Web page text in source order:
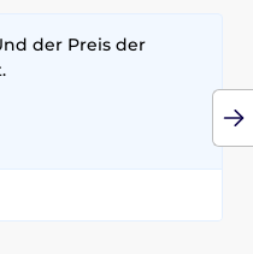
der Preis der